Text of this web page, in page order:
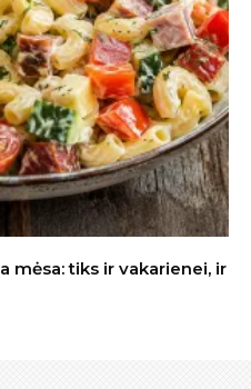
mėsa: tiks ir vakarienei, ir